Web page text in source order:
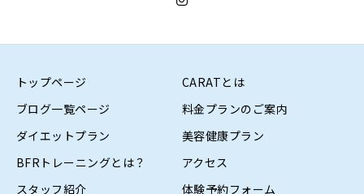
トップページ
CARATとは
ブログ一覧ページ
料金プランのご案内
ダイエットプラン
美容健康プラン
BFRトレーニングとは？
アクセス
スタッフ紹介
体験予約フォーム